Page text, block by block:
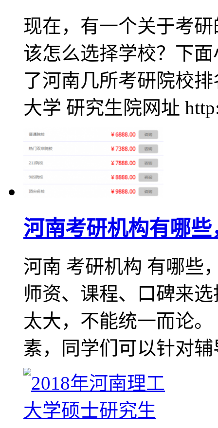
现在，有一个关于考
该怎么选择学校？下
了河南几所考研院校
大学 研究生院网址
河南考研机构有哪
河南 考研机构 有哪些
师资、课程、口碑来
太大，不能统一而论
素，同学们可以针对辅